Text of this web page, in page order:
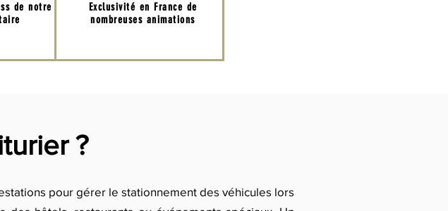
de notre
Exclusivité en France de
nombreuses animations
?
pour gérer le stationnement des véhicules lors